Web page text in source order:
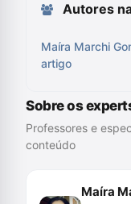
Autores
Maíra Marchi
artigo
Sobre os
Professores e
conteúdo
Maíra